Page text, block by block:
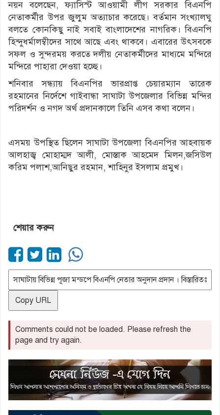
নয়ন বলেছেন, ফ্যাসিস্ট আওয়ামী লীগ সরকার বিএনপি
নেতাকর্মীর উপর জুলুম অত্যাচার করেছে। বর্তমান সংখ্যালঘু
বলতে কোনকিছু নাই সবাই বাংলাদেশের নাগরিক। বিএনপি
হিন্দুধর্মালম্বীদের সাথে আছে এবং থাকবে। এবারের উৎসবকে
সফল ও সুন্দরময় করতে দলীয় নেতাকর্মীদের মাধ্যমে মন্দিরে
মন্দিরে পাহারা দেওয়া হচ্ছে।
শনিবার সন্ধ্যায় বিএনপির ভারপ্রাপ্ত চেয়ারম্যান তারেক
রহমানের নির্দেশে গাইবান্ধা সাঘাটা উপজেলার বিভিন্ন মন্দির
পরিদর্শন ও নগদ অর্থ প্রদানকালে তিনি এসব কথা বলেন।
এসময় উপস্থিত ছিলেন সাঘাটা উপজেলা বিএনপির আহবায়ক
আলহাজ্ব মোহাম্মদ আলী, মোস্তাক আহমেদ মিলন,জসিউল
করিম পলাশ,আনিছুর রহমান, শাহিনুর ইসলাম প্রমুখ।
শেয়ার করুন
Copy URL
Comments could not be loaded. Please refresh the
page and try again.